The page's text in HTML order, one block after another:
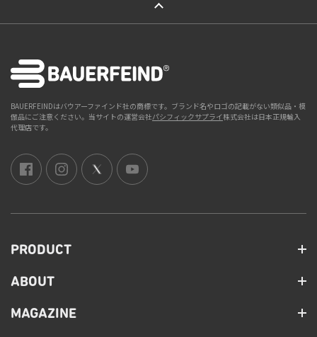
BAUERFEINDはバウアーファインド社の商標です。ブランド名やロゴの記載がない類似品・模
倣品にご注意ください。当サイトの運営会社パシフィックサプライ株式会社は日本正規輸入
代理店です。
PRODUCT
ABOUT
MAGAZINE